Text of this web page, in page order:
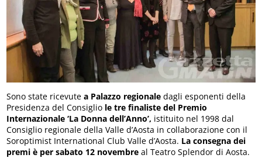
Sono state ricevute a Palazzo regionale dagli esponenti della
Presidenza del Consiglio le tre finaliste del Premio
Internazionale ‘La Donna dell’Anno’, istituito nel 1998 dal
Consiglio regionale della Valle d’Aosta in collaborazione con il
Soroptimist International Club Valle d’Aosta. La consegna dei
premi è per sabato 12 novembre al Teatro Splendor di Aosta.